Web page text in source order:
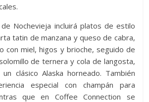
Nochevieja incluirá platos de estilo
tatin de manzana y queso de cabra,
con miel, higos y brioche, seguido de
de ternera y cola de langosta,
clásico Alaska horneado. También
especial con champán para
que en Coffee Connection se